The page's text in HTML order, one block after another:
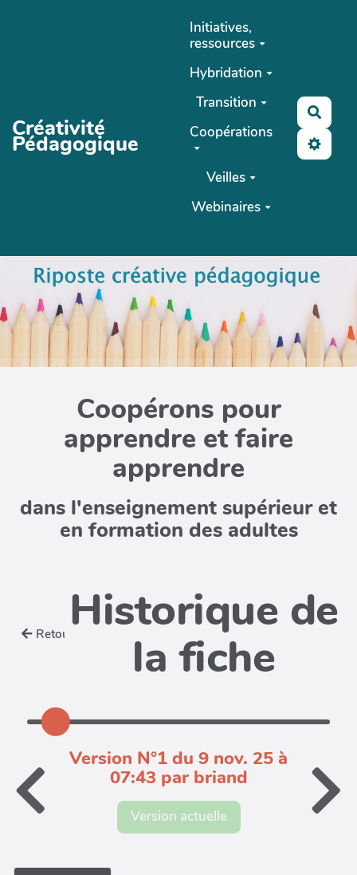
Créativité
Pédagogique
Initiatives,
ressources
Hybridation
Transition
Coopérations
Veilles
Webinaires
Coopérons pour
apprendre et faire
apprendre
dans l'enseignement supérieur et
en formation des adultes
Retour Historique de
la fiche
Version N°1 du 9 nov. 25 à
07:43 par briand
Version actuelle